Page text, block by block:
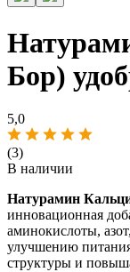
Бор)
5,0
(3)
В наличии
Натурамин
инновационная
аминокислоты,
улучшению
структуры и